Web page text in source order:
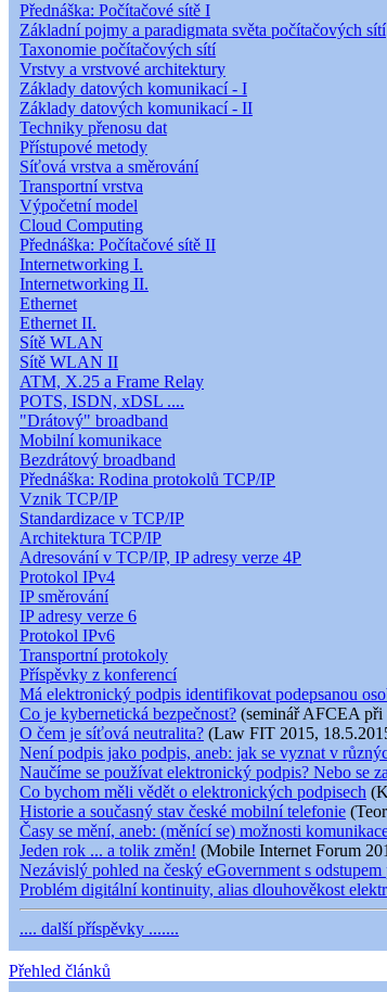
Přednáška: Počítačové sítě I
Základní pojmy a paradigmata světa počítačových sítí
Taxonomie počítačových sítí
Vrstvy a vrstvové architektury
Základy datových komunikací - I
Základy datových komunikací - II
Techniky přenosu dat
Přístupové metody
Síťová vrstva a směrování
Transportní vrstva
Výpočetní model
Cloud Computing
Přednáška: Počítačové sítě II
Internetworking I.
Internetworking II.
Ethernet
Ethernet II.
Sítě WLAN
Sítě WLAN II
ATM, X.25 a Frame Relay
POTS, ISDN, xDSL ....
"Drátový" broadband
Mobilní komunikace
Bezdrátový broadband
Přednáška: Rodina protokolů TCP/IP
Vznik TCP/IP
Standardizace v TCP/IP
Architektura TCP/IP
Adresování v TCP/IP, IP adresy verze 4P
Protokol IPv4
IP směrování
IP adresy verze 6
Protokol IPv6
Transportní protokoly
Příspěvky z konferencí
Má elektronický podpis identifikovat podepsanou
Co je kybernetická bezpečnost? (seminář AFCEA
O čem je síťová neutralita? (Law FIT 2015,
Není podpis jako podpis, aneb: jak se vyznat v
Naučíme se používat elektronický podpis? Nebo se
Co bychom měli vědět o elektronických podpisech
Historie a současný stav české mobilní telefonie
Časy se mění, aneb: (měnící se) možnosti
Jeden rok ... a tolik změn! (Mobile Internet Forum
Nezávislý pohled na český eGovernment s
Problém digitální kontinuity, alias dlouhověkost
.... další příspěvky .......
Přehled článků